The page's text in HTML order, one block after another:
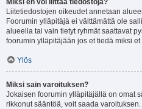
Miksi en voi liittää tiedostoja?
Liitetiedostojen oikeudet annetaan
Foorumin ylläpitäjä ei välttämättä ole
alueella tai vain tietyt ryhmät saattavat
foorumin ylläpitäjään jos et tiedä miksi
Ylös
Miksi sain varoituksen?
Jokaisen foorumin ylläpitäjällä on omat
rikkonut sääntöä, voit saada